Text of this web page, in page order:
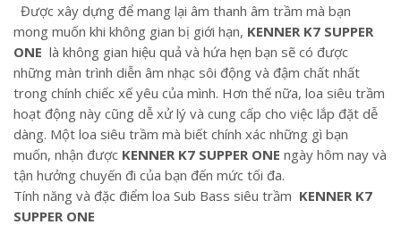
Được xây dựng để mang lại âm thanh âm trầm mà bạn
mong muốn khi không gian bị giới hạn, KENNER K7 SUPPER
ONE là không gian hiệu quả và hứa hẹn bạn sẽ có được
những màn trình diễn âm nhạc sôi động và đậm chất nhất
trong chính chiếc xế yêu của mình. Hơn thế nữa, loa siêu trầm
hoạt động này cũng dễ xử lý và cung cấp cho việc lắp đặt dễ
dàng. Một loa siêu trầm mà biết chính xác những gì bạn
muốn, nhận được KENNER K7 SUPPER ONE ngày hôm nay và
tận hưởng chuyến đi của bạn đến mức tối đa.
Tính năng và đặc điểm loa Sub Bass siêu trầm KENNER K7
SUPPER ONE